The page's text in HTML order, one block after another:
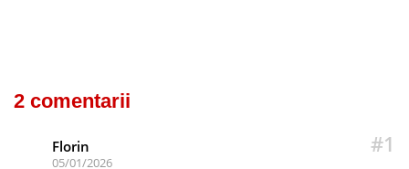
2 comentarii
#1
Florin
05/01/2026